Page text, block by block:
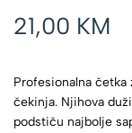
21,00 KM
Profesionalna
čekinja. Njihova
podstiču najbolje